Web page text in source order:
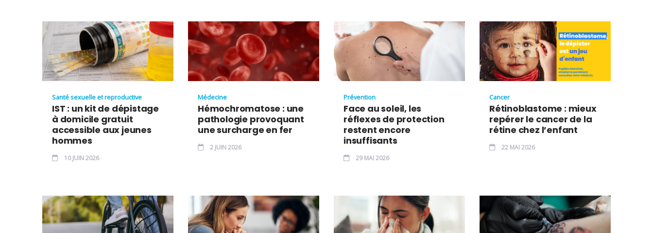
Santé sexuelle et reproductive
IST : un kit de dépistage
à domicile gratuit
accessible aux jeunes
hommes
10 JUIN 2026
Médecine
Hémochromatose : une
pathologie provoquant
une surcharge en fer
2 JUIN 2026
Prévention
Face au soleil, les
réflexes de protection
restent encore
insuffisants
29 MAI 2026
Cancer
Rétinoblastome : mieux
repérer le cancer de la
rétine chez l’enfant
22 MAI 2026